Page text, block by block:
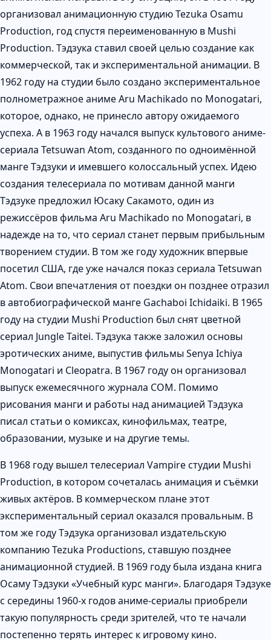
организовал анимационную студию Tezuka Osamu
Production, год спустя переименованную в Mushi
Production. Тэдзука ставил своей целью создание как
коммерческой, так и экспериментальной анимации. В
1962 году на студии было создано экспериментальное
полнометражное аниме Aru Machikado no Monogatari,
которое, однако, не принесло автору ожидаемого
успеха. А в 1963 году начался выпуск культового аниме-
сериала Tetsuwan Atom, созданного по одноимённой
манге Тэдзуки и имевшего колоссальный успех. Идею
создания телесериала по мотивам данной манги
Тэдзуке предложил Юсаку Сакамото, один из
режиссёров фильма Aru Machikado no Monogatari, в
надежде на то, что сериал станет первым прибыльным
творением студии. В том же году художник впервые
посетил США, где уже начался показ сериала Tetsuwan
Atom. Свои впечатления от поездки он позднее отразил
в автобиографической манге Gachaboi Ichidaiki. В 1965
году на студии Mushi Production был снят цветной
сериал Jungle Taitei. Тэдзука также заложил основы
эротических аниме, выпустив фильмы Senya Ichiya
Monogatari и Cleopatra. В 1967 году он организовал
выпуск ежемесячного журнала COM. Помимо
рисования манги и работы над анимацией Тэдзука
писал статьи о комиксах, кинофильмах, театре,
образовании, музыке и на другие темы.
В 1968 году вышел телесериал Vampire студии Mushi
Production, в котором сочеталась анимация и съёмки
живых актёров. В коммерческом плане этот
экспериментальный сериал оказался провальным. В
том же году Тэдзука организовал издательскую
компанию Tezuka Productions, ставшую позднее
анимационной студией. В 1969 году была издана книга
Осаму Тэдзуки «Учебный курс манги». Благодаря Тэдзуке
с середины 1960-х годов аниме-сериалы приобрели
такую популярность среди зрителей, что те начали
постепенно терять интерес к игровому кино.